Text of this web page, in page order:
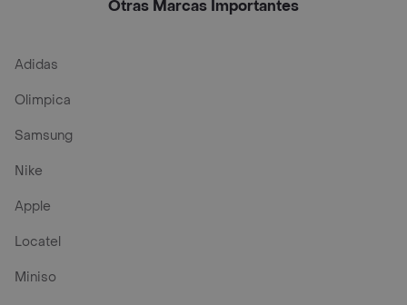
Otras Marcas Importantes
Adidas
Olimpica
Samsung
Nike
Apple
Locatel
Miniso